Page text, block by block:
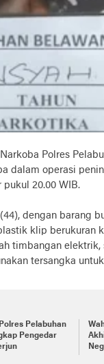
Polres
dalam operasi
pukul 20.00 WIB.
dengan barang
klip berukuran
timbangan elektrik,
tersangka
Pelabuhan
Pengedar